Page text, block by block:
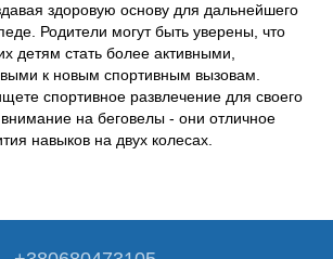
здоровую основу для дальнейшего
Родители могут быть уверены, что
детям стать более активными,
к новым спортивным вызовам.
спортивное развлечение для своего
на беговелы - они отличное
навыков на двух колесах.